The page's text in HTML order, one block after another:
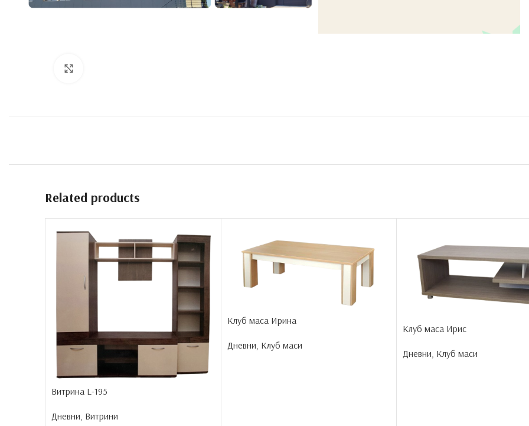
Related products
Витрина L-195
Дневни Витрини
Клуб маса Ирина
Дневни, Клуб маси
Клуб маса Ирис
Дневни Клуб маси